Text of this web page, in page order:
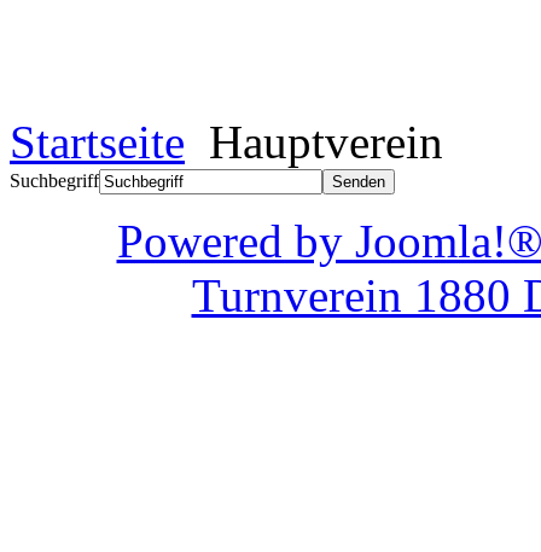
Startseite Hauptverein
Suchbegriff
Powered by
Turnverein